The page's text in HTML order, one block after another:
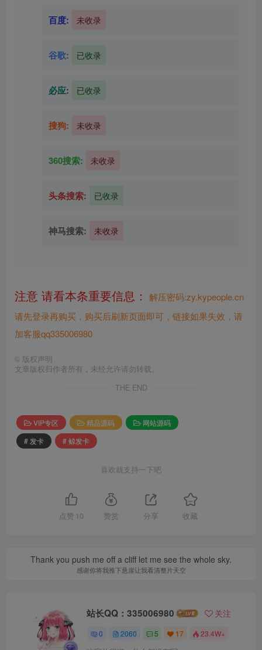
百度: 未收录
谷歌: 已收录
必应: 已收录
搜狗: 未收录
360搜索: 未收录
头条搜索: 已收录
神马搜索: 未收录
注意 请看本条重要信息：
解压密码:zy.kypeople.cn
请先登录再购买，购买后刷新页面即可，链接如果失效，请
加客服qq335006980
© 版权声明
文章版权归作者所有，未经允许请勿转载。
THE END
VIP专区 精品源码
网站源码
# 发卡
# 鲸发卡
喜欢就支持一下吧
点赞 10 赞赏 分享 收藏
Thank you push me off a cliff let me see the whole sky.
感谢你将我推下悬崖让我看清整片天空
站长QQ：335006980 关注
0 2060 5 17 23.4W+